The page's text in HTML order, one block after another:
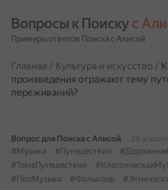
Вопросы к Поиску с
Примеры ответов Поиска с Алисой
Главная / Культура и искусство /
произведения отражают тему
переживаний?
Вопрос для Поиска с Алисой
28 апреля
#Музыка
#Путешествия
#ТемаПутешествий
#ПопМузыка
#Фольклор